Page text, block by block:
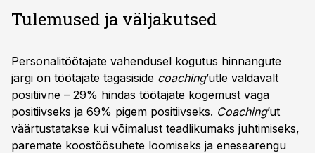
Tulemused ja väljakutsed
Personalitöötajate vahendusel kogutus hinnangute
järgi on töötajate tagasiside coaching’utle valdavalt
positiivne – 29% hindas töötajate kogemust väga
positiivseks ja 69% pigem positiivseks. Coaching’ut
väärtustatakse kui võimalust teadlikumaks juhtimiseks,
paremate koostöösuhete loomiseks ja enesearengu